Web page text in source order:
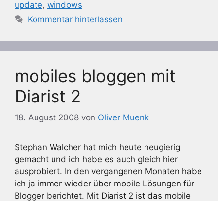
update, windows
Kommentar hinterlassen
mobiles bloggen mit
Diarist 2
18. August 2008 von Oliver Muenk
Stephan Walcher hat mich heute neugierig
gemacht und ich habe es auch gleich hier
ausprobiert. In den vergangenen Monaten habe
ich ja immer wieder über mobile Lösungen für
Blogger berichtet. Mit Diarist 2 ist das mobile